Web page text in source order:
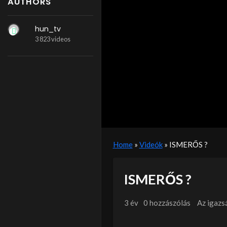
hun_tv
3 823 videos
Home» Videók» ISMERŐS ?
ISMERŐS ?
3 év 0 hozzászólás Az